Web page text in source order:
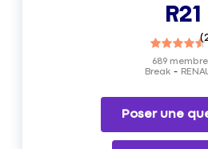
R21
(
Break
689
Poser une